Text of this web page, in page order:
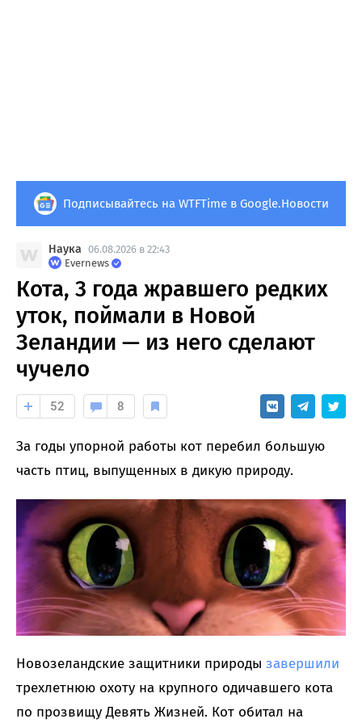
Подписывайтесь на WTFTime в Google.Новости
Наука 06.08.2026 в 22:43
Evernews
Кота, 3 года жравшего редких
уток, поймали в Новой
Зеландии — из него сделают
чучело
52 8
За годы упорной работы кот перебил большую
часть птиц, выпущенных в дикую природу.
Новозеландские защитники природы завершили
трехлетнюю охоту на крупного одичавшего кота
по прозвищу Девять Жизней. Кот обитал на